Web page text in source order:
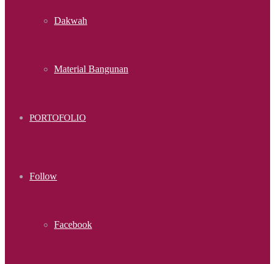
Dakwah
Material Bangunan
PORTOFOLIO
Follow
Facebook